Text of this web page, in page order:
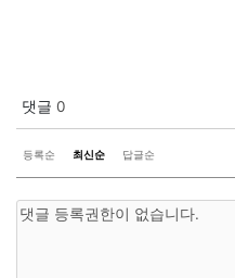
댓글 0
등록순 최신순 답글순